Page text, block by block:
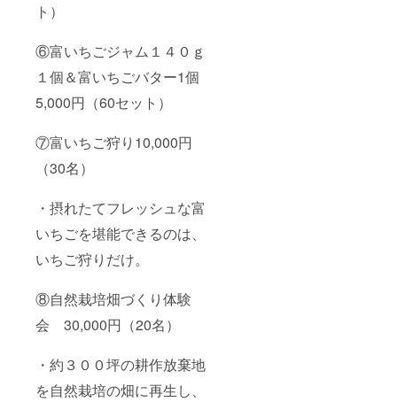
ト）
⑥富いちごジャム１４０ｇ
１個＆富いちごバター1個
5,000円（60セット）
⑦富いちご狩り10,000円
（30名）
・摂れたてフレッシュな富
いちごを堪能できるのは、
いちご狩りだけ。
⑧自然栽培畑づくり体験
会 30,000円（20名）
・約３００坪の耕作放棄地
を自然栽培の畑に再生し、